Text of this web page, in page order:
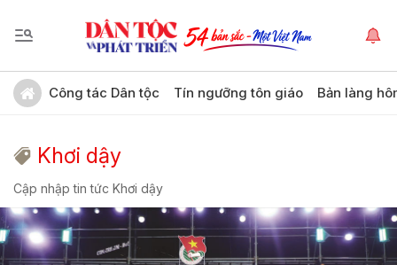
Công tác Dân tộc Tín ngưỡng tôn giáo Bản làng
Khơi dậy
Cập nhập tin tức Khơi dậy